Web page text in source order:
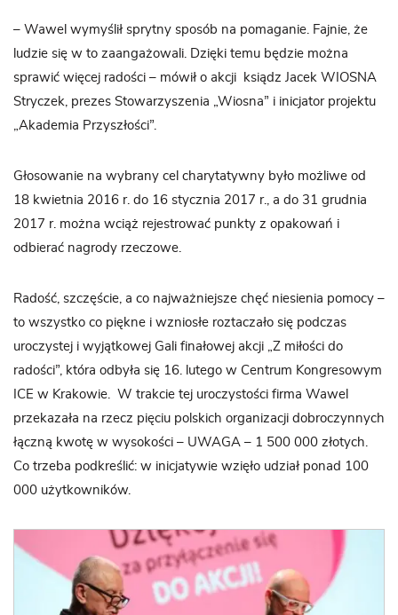
– Wawel wymyślił sprytny sposób na pomaganie. Fajnie, że
ludzie się w to zaangażowali. Dzięki temu będzie można
sprawić więcej radości – mówił o akcji ksiądz Jacek WIOSNA
Stryczek, prezes Stowarzyszenia „Wiosna” i inicjator projektu
„Akademia Przyszłości”.
Głosowanie na wybrany cel charytatywny było możliwe od
18 kwietnia 2016 r. do 16 stycznia 2017 r., a do 31 grudnia
2017 r. można wciąż rejestrować punkty z opakowań i
odbierać nagrody rzeczowe.
Radość, szczęście, a co najważniejsze chęć niesienia pomocy –
to wszystko co piękne i wzniosłe roztaczało się podczas
uroczystej i wyjątkowej Gali finałowej akcji „Z miłości do
radości”, która odbyła się 16. lutego w Centrum Kongresowym
ICE w Krakowie. W trakcie tej uroczystości firma Wawel
przekazała na rzecz pięciu polskich organizacji dobroczynnych
łączną kwotę w wysokości – UWAGA – 1 500 000 złotych.
Co trzeba podkreślić: w inicjatywie wzięło udział ponad 100
000 użytkowników.